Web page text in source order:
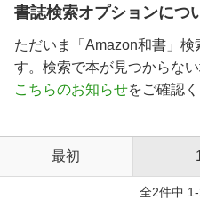
書誌検索オプションにつ
ただいま「Amazon和書」検
す。検索で本が見つからな
こちらのお知らせをご確認く
最初
全2件中